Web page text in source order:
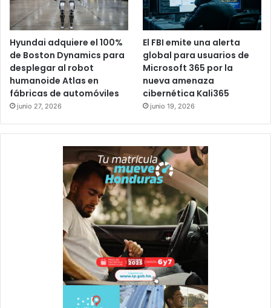
Hyundai adquiere el 100%
de Boston Dynamics para
desplegar al robot
humanoide Atlas en
fábricas de automóviles
junio 27, 2026
El FBI emite una alerta
global para usuarios de
Microsoft 365 por la
nueva amenaza
cibernética Kali365
junio 19, 2026